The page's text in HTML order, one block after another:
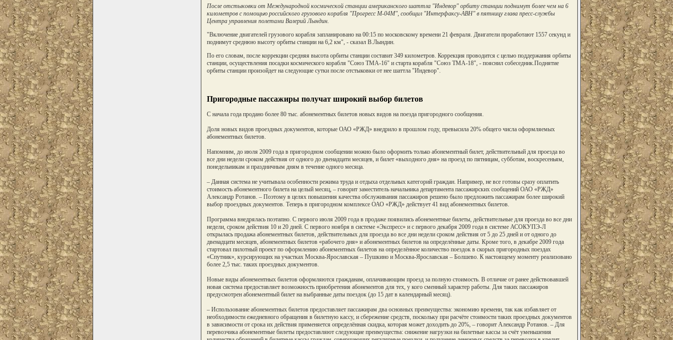
После отстыковки от Международной космической станции американского шаттла "Индевор" орбиту станции поднимут более чем на 6
километров с помощью российского грузового корабля "Прогресс М-04М", сообщил "Интерфаксу-АВН" в пятницу глава пресс-службы
Центра управления полетами Валерий Лындин.
"Включение двигателей грузового корабля запланировано на 00:15 по московскому времени 21 февраля. Двигатели проработают 1557 секунд и
поднимут среднюю высоту орбиты станции на 6,2 км", - сказал В.Лындин.
По его словам, после коррекции средняя высота орбиты станции составит 349 километров. Коррекция проводится с целью поддержания орбиты
станции, осуществления посадки космического корабля "Союз ТМА-16" и старта корабля "Союз ТМА-18", - пояснил собеседник.Поднятие
орбиты станции произойдет на следующие сутки после отстыковки от нее шаттла "Индевор".
Пригородные пассажиры получат широкий выбор билетов
С начала года продано более 80 тыс. абонементных билетов новых видов на поезда пригородного сообщения.
Доля новых видов проездных документов, которые ОАО «РЖД» внедрило в прошлом году, превысила 20% общего числа оформляемых
абонементных билетов.
Напомним, до июля 2009 года в пригородном сообщении можно было оформить только абонементный билет, действительный для проезда во
все дни недели сроком действия от одного до двенадцати месяцев, и билет «выходного дня» на проезд по пятницам, субботам, воскресеньям,
понедельникам и праздничным дням в течение одного месяца.
– Данная система не учитывала особенности режима труда и отдыха отдельных категорий граждан. Например, не все готовы сразу оплатить
стоимость абонементного билета на целый месяц, – говорит заместитель начальника департамента пассажирских сообщений ОАО «РЖД»
Александр Ротанов. – Поэтому в целях повышения качества обслуживания пассажиров решено было предложить пассажирам более широкий
выбор проездных документов. Теперь в пригородном комплексе ОАО «РЖД» действует 41 вид абонементных билетов.
Программа внедрялась поэтапно. С первого июля 2009 года в продаже появились абонементные билеты, действительные для проезда во все дни
недели, сроком действия 10 и 20 дней. С первого ноября в системе «Экспресс» и с первого декабря 2009 года в системе АСОКУПЭ-Л
открылась продажа абонементных билетов, действительных для проезда во все дни недели сроком действия от 5 до 25 дней и от одного до
двенадцати месяцев, абонементных билетов «рабочего дня» и абонементных билетов на определённые даты. Кроме того, в декабре 2009 года
стартовал пилотный проект по оформлению абонементных билетов на определённое количество поездок в скорых пригородных поездах
«Спутник», курсирующих на участках Москва-Ярославская – Пушкино и Москва-Ярославская – Болшево. К настоящему моменту реализовано
более 2,5 тыс. таких проездных документов.
Новые виды абонементных билетов оформляются гражданам, оплачивающим проезд за полную стоимость. В отличие от ранее действовавшей
новая система предоставляет возможность приобретения абонементов для тех, у кого сменный характер работы. Для таких пассажиров
предусмотрен абонементный билет на выбранные даты поездок (до 15 дат в календарный месяц).
– Использование абонементных билетов предоставляет пассажирам два основных преимущества: экономию времени, так как избавляет от
необходимости ежедневного обращения в билетную кассу, и сбережение средств, поскольку при расчёте стоимости таких проездных документов
в зависимости от срока их действия применяется определённая скидка, которая может доходить до 20%, – говорит Александр Ротанов. – Для
перевозчика абонементные билеты предоставляют следующие преимущества: снижение нагрузки на билетные кассы за счёт уменьшения